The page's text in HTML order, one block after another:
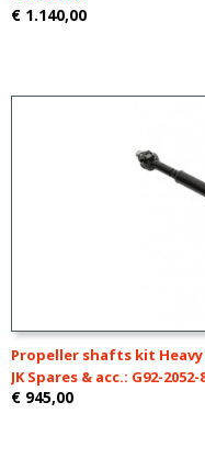
€ 1.140,00
Propeller shafts kit
JK Spares & acc.: G92-2052-
€ 945,00